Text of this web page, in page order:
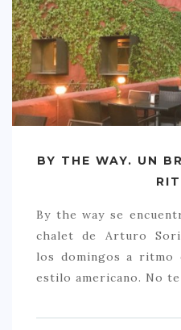
BY THE WAY. UN
By the way se
chalet de Arturo
los domingos a ritmo
estilo americano. No